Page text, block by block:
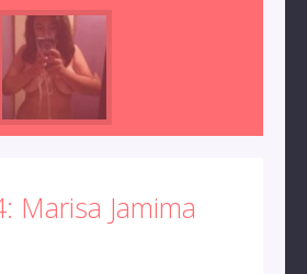
Marisa Jamima